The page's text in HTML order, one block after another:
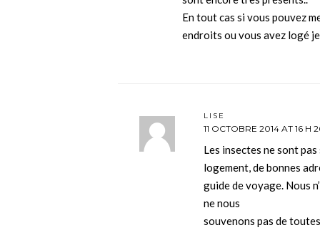
En tout cas si vous pouvez
endroits ou vous avez logé
LISE
11 OCTOBRE 2014 AT 16 H
Les insectes ne sont
logement, de bonnes
guide de voyage. Nous
ne nous
souvenons pas de